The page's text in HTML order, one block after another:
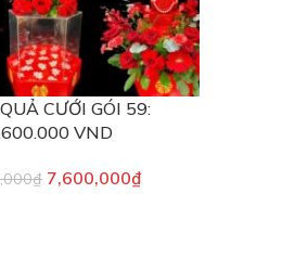
CƯỚI GÓI 59:
VND
₫ 7,600,000₫